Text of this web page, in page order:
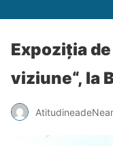
Expoziția
viziune“, la